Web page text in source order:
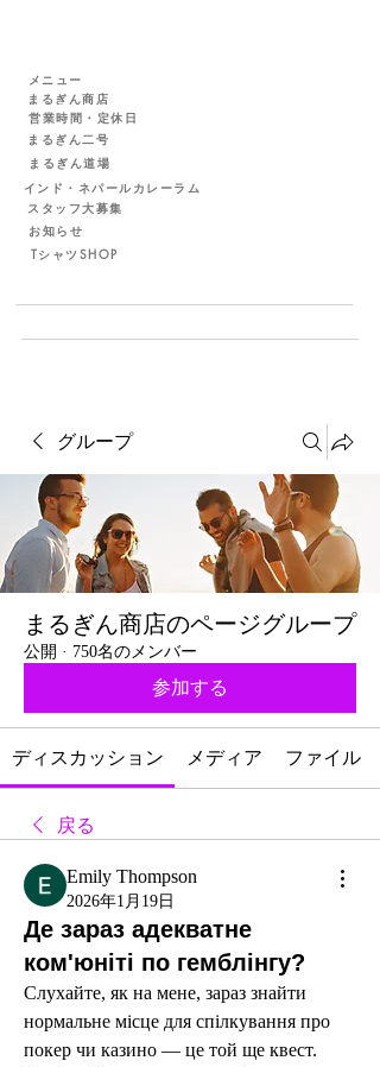
メニュー
まるぎん商店
営業時間・定休日
まるぎん二号
まるぎん道場
インド・ネパールカレーラム
スタッフ大募集
お知らせ
TシャツSHOP
グループ
まるぎん商店のページグループ
公開 · 750名のメンバー
参加する
ディスカッション メディア ファイル
戻る
Emily Thompson
2026年1月19日
Де зараз адекватне
ком'юніті по гемблінгу?
Слухайте, як на мене, зараз знайти
нормальне місце для спілкування про
покер чи казино — це той ще квест.